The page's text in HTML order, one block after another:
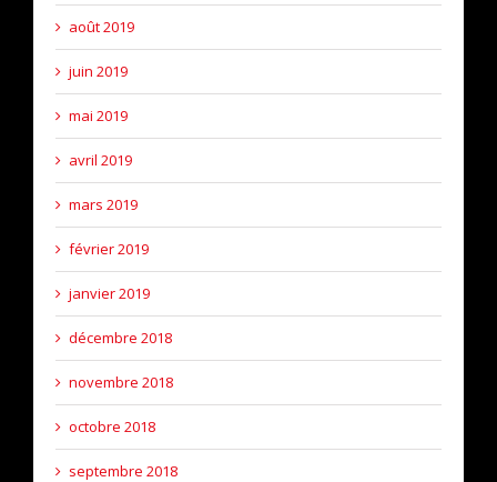
août 2019
juin 2019
mai 2019
avril 2019
mars 2019
février 2019
janvier 2019
décembre 2018
novembre 2018
octobre 2018
septembre 2018